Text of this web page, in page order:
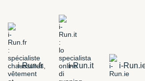
i-Run.fr i-Run.it i-